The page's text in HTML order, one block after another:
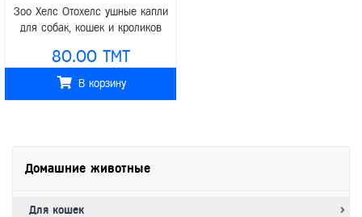
Домашние животные
Для кошек
Средства по уходу Зоо Хелс
Зоо Хелс Отохелс ушные капли
для собак, кошек и кроликов
80.00 TMT
В корзину